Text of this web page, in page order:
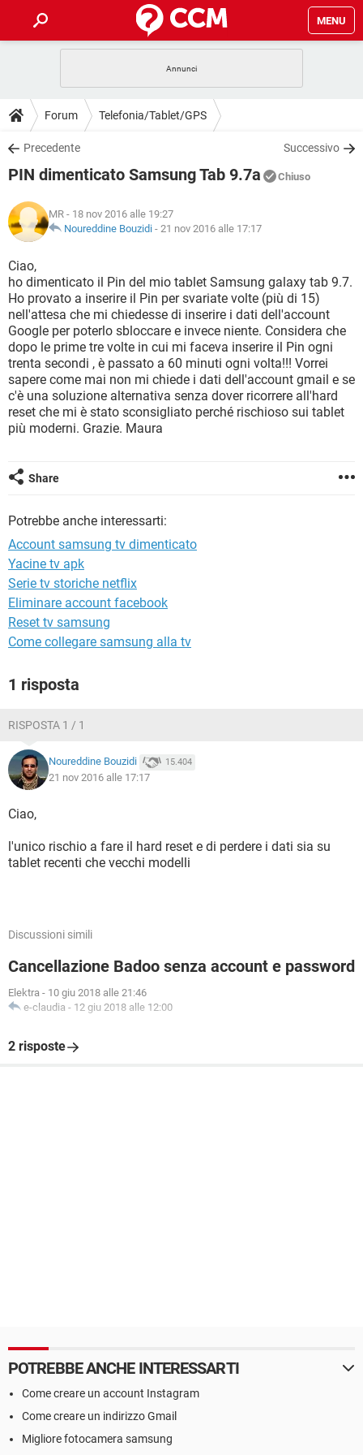
MENU
INTRATTENIMENTO ANDROID
iOS
INSTAGRAM WHATSAPP
TIKTOK
HARDWARE
GUIDE
COVID-19 GAMING
INSTAGRAM
TIKTOK
HARDWARE
DOWNLOAD
COVID-19 GAMING
INTRATTENIMENTO
iOS WINDOWS 10
INSTAGRAM
TIKTOK FACEBOOK
HARDWARE
COVID-19
INTRATTENIMENTO
iOS
INSTAGRAM WHATSAPP
TIKTOK FACEBOOK
HARDWARE
GLOSSARIO
COVID-19
INTRATTENIMENTO ANDROID
iOS WINDOWS 10
INSTAGRAM WHATSAPP
TIKTOK FACEBOOK
HARDWARE
Forum Telefonia/Tablet/GPS
Precedente Successivo
PIN dimenticato Samsung Tab 9.7a Chiuso
MR - 18 nov 2016 alle 19:27
Noureddine Bouzidi - 21 nov 2016 alle 17:17
Ciao,
ho dimenticato il Pin del mio tablet Samsung galaxy tab 9.7.
Ho provato a inserire il Pin per svariate volte (più di 15)
nell'attesa che mi chiedesse di inserire i dati dell'account
Google per poterlo sbloccare e invece niente. Considera che
dopo le prime tre volte in cui mi faceva inserire il Pin ogni
trenta secondi , è passato a 60 minuti ogni volta!!! Vorrei
sapere come mai non mi chiede i dati dell'account gmail e se
c'è una soluzione alternativa senza dover ricorrere all'hard
reset che mi è stato sconsigliato perché rischioso sui tablet
più moderni. Grazie. Maura
Share
Potrebbe anche interessarti:
Account samsung tv dimenticato
Yacine tv apk
Serie tv storiche netflix
Eliminare account facebook
Reset tv samsung
Come collegare samsung alla tv
1 risposta
RISPOSTA 1 / 1
Noureddine Bouzidi 15.404
21 nov 2016 alle 17:17
Ciao,
l'unico rischio a fare il hard reset e di perdere i dati sia su
tablet recenti che vecchi modelli
Discussioni simili
Cancellazione Badoo senza account e password
Elektra - 10 giu 2018 alle 21:46
e-claudia - 12 giu 2018 alle 12:00
2 risposte
POTREBBE ANCHE INTERESSARTI
Come creare un account Instagram
Come creare un indirizzo Gmail
Migliore fotocamera samsung